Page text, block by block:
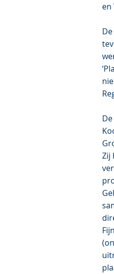
en
Zij